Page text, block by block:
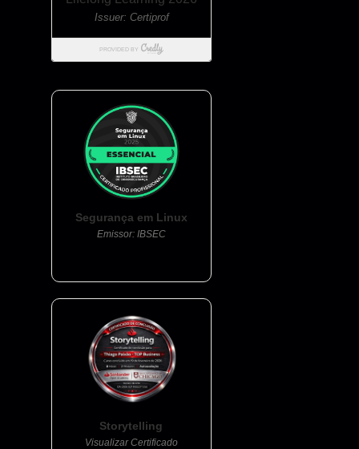
Segurança em Linux
Emissor: IBSEC
Storytelling
Visualizar Certificado